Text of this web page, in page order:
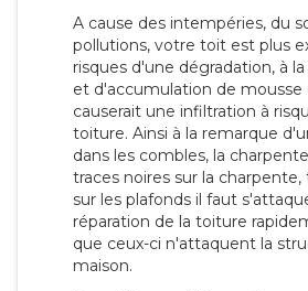
A cause des intempéries, du
pollutions, votre toit est plus
risques d'une dégradation, à
et d'accumulation de mousse
causerait une infiltration à
toiture. Ainsi à la remarque
dans les combles, la
traces noires sur la charpente,
sur les plafonds il faut
réparation de la toiture
que ceux-ci n'attaquent la
maison.